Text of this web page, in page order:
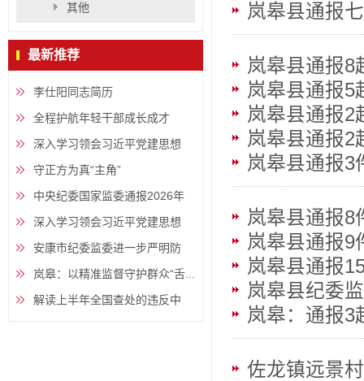
其他
最新推荐
李仕阳同志简历
全程护航年轻干部成长成才
深入学习领会习近平党建思想
㉒...
守正方为真“主角”
中央纪委国家监委通报2026年
上...
深入学习领会习近平党建思想
㉑...
安康市纪委监委进一步严明防
汛...
岚皋：以精准监督守护群众“舌...
解读上半年全国查处的违反中
岚皋县通报
典型案例
岚皋县通报8
岚皋县通报5
岚皋县通报2
岚皋县通报2
岚皋县通报3
岚皋县通报8
岚皋县通报9
岚皋县通报
岚皋县纪委
岚皋：通报3
佐龙镇远景